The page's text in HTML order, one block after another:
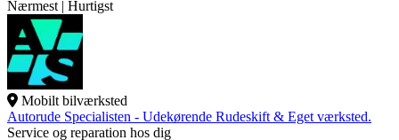
Nærmest | Hurtigst
Mobilt bilværksted
Autorude Specialisten - Udekørende Rudeskift & Eget værksted.
Service og reparation hos dig